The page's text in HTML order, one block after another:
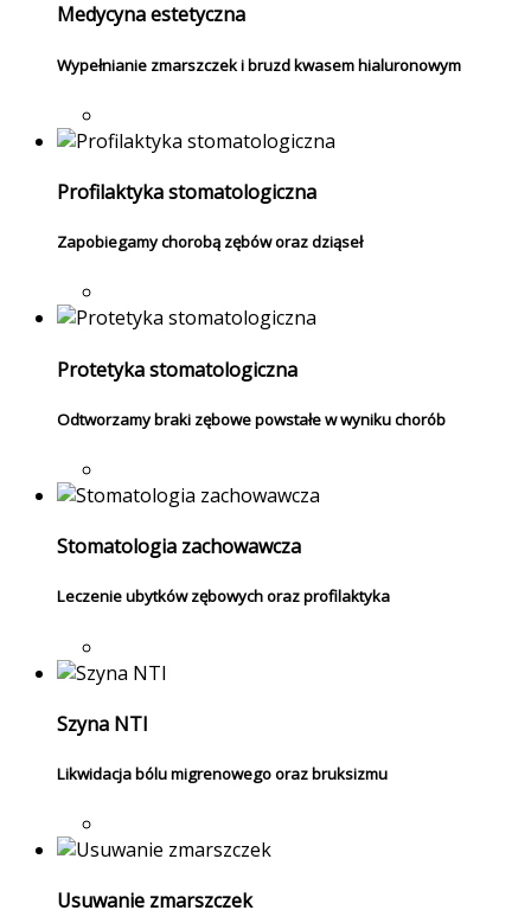
Medycyna estetyczna
Wypełnianie zmarszczek i bruzd kwasem hialuronowym
Profilaktyka stomatologiczna
Zapobiegamy chorobą zębów oraz dziąseł
Protetyka stomatologiczna
Odtworzamy braki zębowe powstałe w wyniku chorób
Stomatologia zachowawcza
Leczenie ubytków zębowych oraz profilaktyka
Szyna NTI
Likwidacja bólu migrenowego oraz bruksizmu
Usuwanie zmarszczek